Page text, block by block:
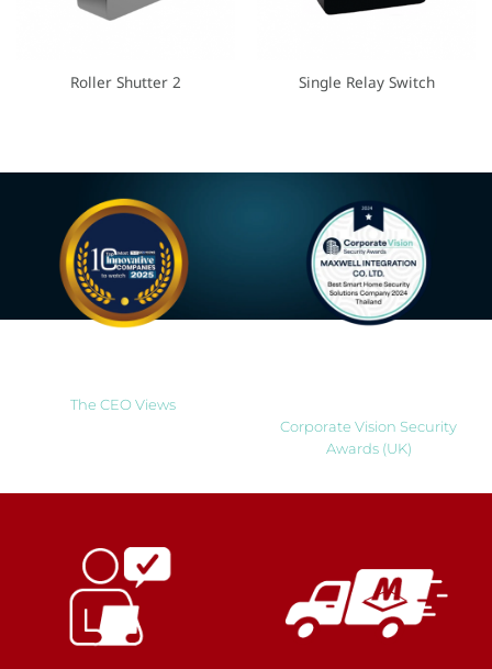
Roller Shutter 2 Single Relay Switch
The CEO Views
Corporate Vision Security
Awards (UK)